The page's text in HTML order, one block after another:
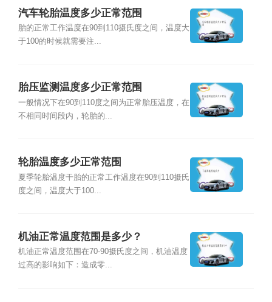
汽车轮胎温度多少正常范围
胎的正常工作温度在90到110摄氏度之间，温度大
于100的时候就需要注...
胎压监测温度多少正常范围
一般情况下在90到110度之间为正常胎压温度，在
不相同时间段内，轮胎的...
轮胎温度多少正常范围
夏季轮胎温度干胎的正常工作温度在90到110摄氏
度之间，温度大于100...
机油正常温度范围是多少？
机油正常温度范围在70-90摄氏度之间，机油温度
过高的影响如下：造成零...